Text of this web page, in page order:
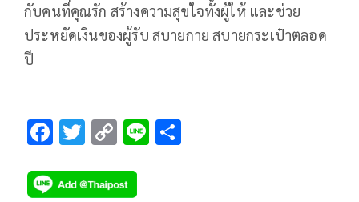
กับคนที่คุณรัก สร้างความสุขใจทั้งผู้ให้ และช่วย
ประหยัดเงินของผู้รับ สบายกาย สบายกระเป๋าตลอด
ปี
F
e
T
tt
C
p
Li